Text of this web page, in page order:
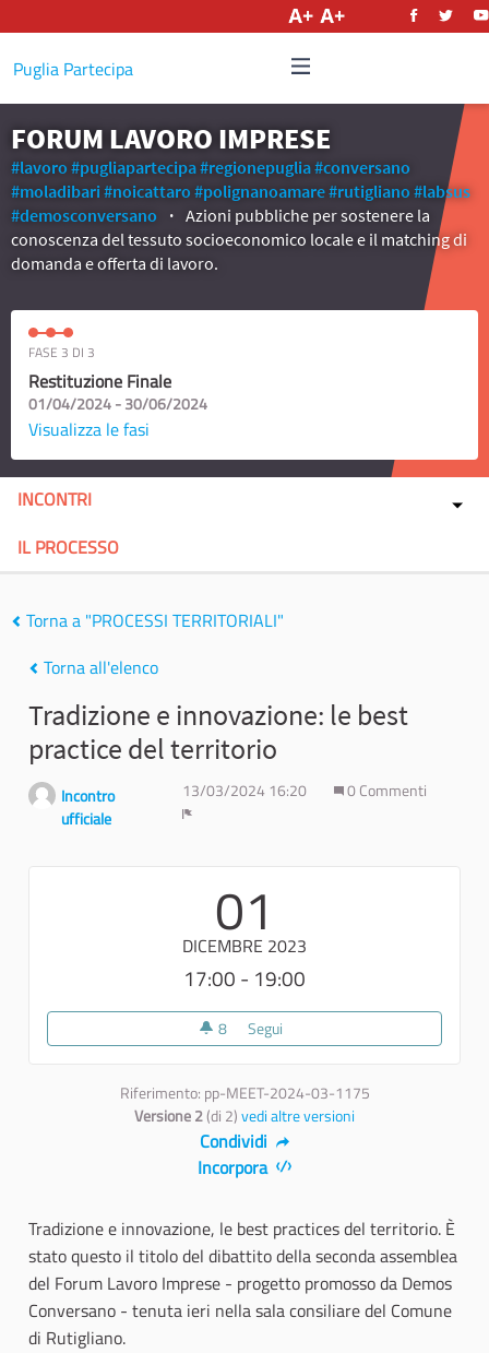
Puglia Partecipa
FORUM LAVORO IMPRESE
#lavoro #pugliapartecipa#regionepuglia#conversano
#moladibari #noicattaro #polignanoamare#rutigliano #labsus
#demosconversano
Azioni pubbliche per sostenere la
conoscenza del tessuto socioeconomico locale e il matching di
domanda e offerta di lavoro.
FASE 3 DI 3
Restituzione Finale
01/04/2024 - 30/06/2024
Visualizza le fasi
INCONTRI
IL PROCESSO
Torna a "PROCESSI TERRITORIALI"
Torna all'elenco
Tradizione e innovazione: le best
practice del territorio
Incontro
ufficiale
13/03/2024 16:20
0 Commenti
01
DICEMBRE 2023
17:00 - 19:00
8 8 sostenitori
Segui
Riferimento: pp-MEET-2024-03-1175
Versione 2(di 2)vedi altre versioni
Condividi
Incorpora
Tradizione e innovazione, le best practices del territorio. È
stato questo il titolo del dibattito della seconda assemblea
del Forum Lavoro Imprese - progetto promosso da Demos
Conversano - tenuta ieri nella sala consiliare del Comune
di Rutigliano.